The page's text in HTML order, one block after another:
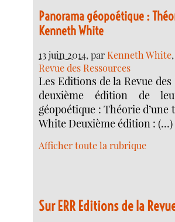
Panorama géopoétique :
Kenneth White
13 juin 2014, parKenneth White,
Revue des Ressources
Les Editions de la Revue
deuxième édition de
géopoétique : Théorie
White Deuxième édition : (…)
Afficher toute la rubrique
Sur ERR Editions de la